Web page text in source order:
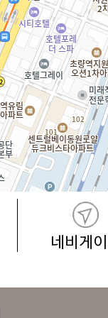
네비게